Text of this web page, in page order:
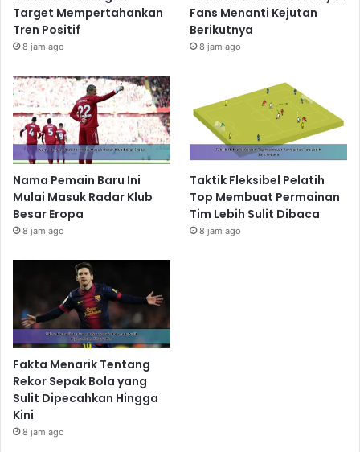
Target Mempertahankan
Tren Positif
8 jam ago
Fans Menanti Kejutan
Berikutnya
8 jam ago
Nama Pemain Baru Ini
Mulai Masuk Radar Klub
Besar Eropa
8 jam ago
Taktik Fleksibel Pelatih
Top Membuat Permainan
Tim Lebih Sulit Dibaca
8 jam ago
Fakta Menarik Tentang
Rekor Sepak Bola yang
Sulit Dipecahkan Hingga
Kini
8 jam ago